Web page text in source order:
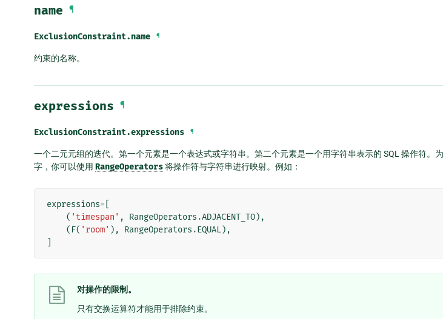
name ¶
ExclusionConstraint.name ¶
约束的名称。
expressions ¶
ExclusionConstraint.expressions ¶
一个二元元组的迭代。第一个元素是一个表达式或字符串。第二个元素是一个用字符串表示的 SQL 操作符。
字，你可以使用 RangeOperators将操作符与字符串进行映射。例如：
expressions=
( 'timespan' , RangeOperators .ADJACENT_TO),
( F( 'room' ), RangeOperators .EQUAL),
对操作的限制。
只有交换运算符才能用于排除约束。